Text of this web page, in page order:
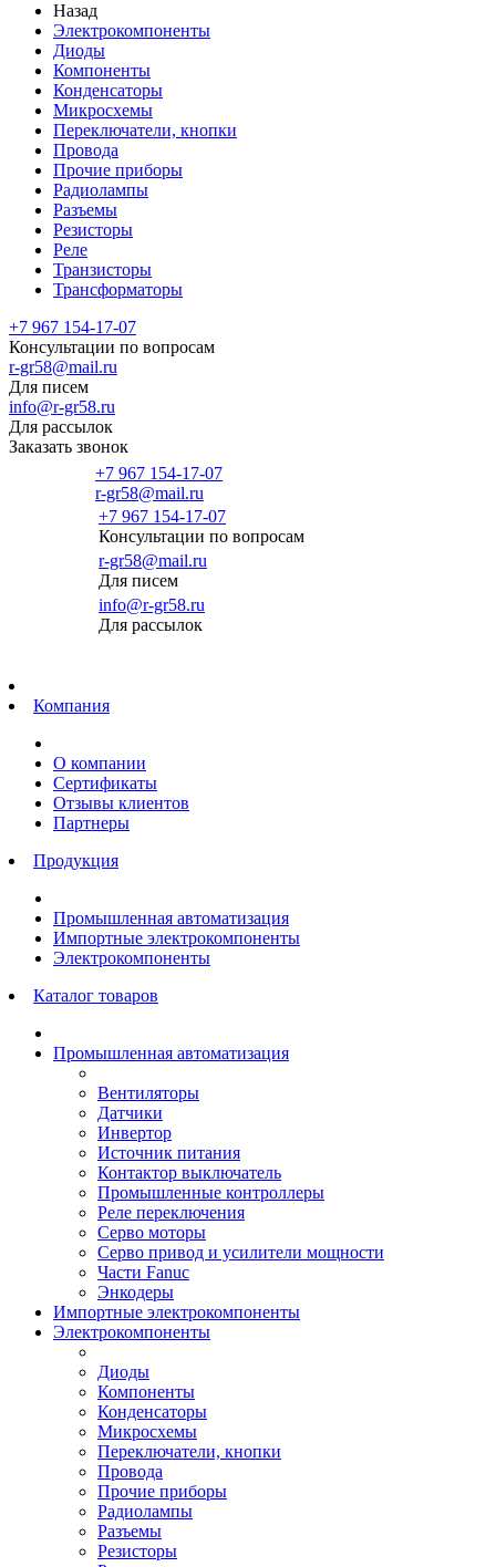
Назад
Электрокомпоненты
Диоды
Компоненты
Конденсаторы
Микросхемы
Переключатели, кнопки
Провода
Прочие приборы
Радиолампы
Разъемы
Резисторы
Реле
Транзисторы
Трансформаторы
+7 967 154-17-07
Консультации по вопросам
r-gr58@mail.ru
Для писем
info@r-gr58.ru
Для рассылок
Заказать звонок
+7 967 154-17-07
r-gr58@mail.ru
+7 967 154-17-07
Консультации по вопросам
r-gr58@mail.ru
Для писем
info@r-gr58.ru
Для рассылок
Компания
О компании
Сертификаты
Отзывы клиентов
Партнеры
Продукция
Промышленная автоматизация
Импортные электрокомпоненты
Электрокомпоненты
Каталог товаров
Промышленная автоматизация
Вентиляторы
Датчики
Инвертор
Источник питания
Контактор выключатель
Промышленные контроллеры
Реле переключения
Серво моторы
Серво привод и усилители мощности
Части Fanuc
Энкодеры
Импортные электрокомпоненты
Электрокомпоненты
Диоды
Компоненты
Конденсаторы
Микросхемы
Переключатели, кнопки
Провода
Прочие приборы
Радиолампы
Разъемы
Резисторы